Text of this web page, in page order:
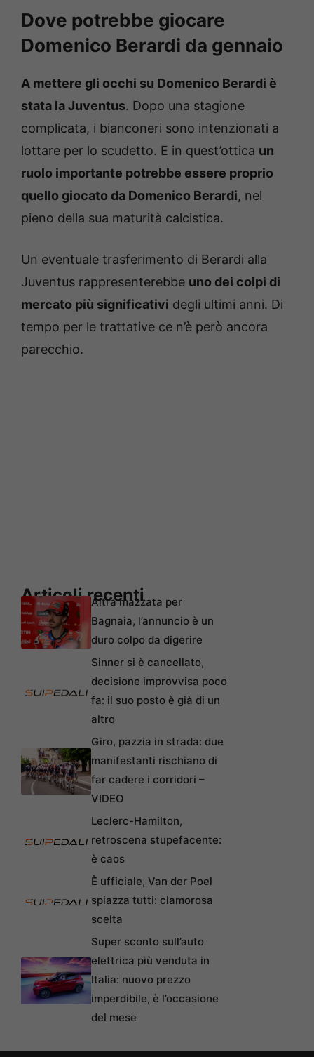
Dove potrebbe giocare
Domenico Berardi da gennaio
A mettere gli occhi su Domenico Berardi è
stata la Juventus. Dopo una stagione
complicata, i bianconeri sono intenzionati a
lottare per lo scudetto. E in quest’ottica un
ruolo importante potrebbe essere proprio
quello giocato da Domenico Berardi, nel
pieno della sua maturità calcistica.
Un eventuale trasferimento di Berardi alla
Juventus rappresenterebbe uno dei colpi di
mercato più significativi degli ultimi anni. Di
tempo per le trattative ce n’è però ancora
parecchio.
Articoli recenti
Altra mazzata per
Bagnaia, l’annuncio è un
duro colpo da digerire
Sinner si è cancellato,
decisione improvvisa poco
fa: il suo posto è già di un
altro
Giro, pazzia in strada: due
manifestanti rischiano di
far cadere i corridori –
VIDEO
Leclerc-Hamilton,
retroscena stupefacente:
è caos
È ufficiale, Van der Poel
spiazza tutti: clamorosa
scelta
Super sconto sull’auto
elettrica più venduta in
Italia: nuovo prezzo
imperdibile, è l’occasione
del mese